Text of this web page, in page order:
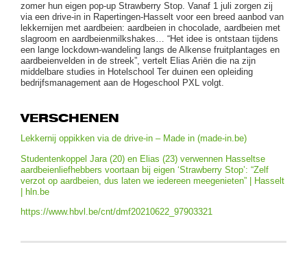
zomer hun eigen pop-up Strawberry Stop. Vanaf 1 juli zorgen zij
via een drive-in in Rapertingen-Hasselt voor een breed aanbod van
lekkernijen met aardbeien: aardbeien in chocolade, aardbeien met
slagroom en aardbeienmilkshakes… “Het idee is ontstaan tijdens
een lange lockdown-wandeling langs de Alkense fruitplantages en
aardbeienvelden in de streek”, vertelt Elias Ariën die na zijn
middelbare studies in Hotelschool Ter duinen een opleiding
bedrijfsmanagement aan de Hogeschool PXL volgt.
VERSCHENEN
Lekkernij oppikken via de drive-in – Made in (made-in.be)
Studentenkoppel Jara (20) en Elias (23) verwennen Hasseltse
aardbeienliefhebbers voortaan bij eigen ‘Strawberry Stop’: “Zelf
verzot op aardbeien, dus laten we iedereen meegenieten” | Hasselt
| hln.be
https://www.hbvl.be/cnt/dmf20210622_97903321